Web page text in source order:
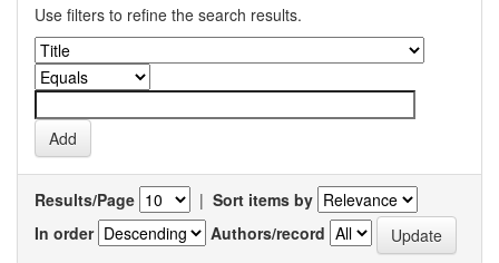
Use filters to refine the search results.
Results/Page | Sort items by
In order
Authors/record